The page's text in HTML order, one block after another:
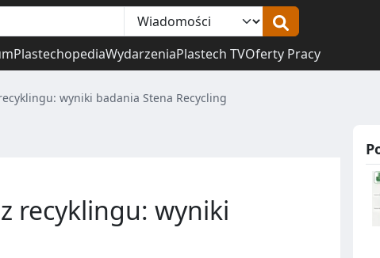
PlastechopediaWydarzeniaPlastech TVOferty Pracy
wyniki badania Stena Recycling
recyklingu: wyniki